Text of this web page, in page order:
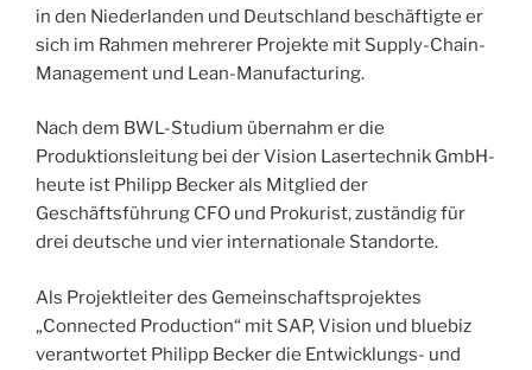
in den Niederlanden und Deutschland beschäftigte er
sich im Rahmen mehrerer Projekte mit Supply-Chain-
Management und Lean-Manufacturing.
Nach dem BWL-Studium übernahm er die
Produktionsleitung bei der Vision Lasertechnik GmbH-
heute ist Philipp Becker als Mitglied der
Geschäftsführung CFO und Prokurist, zuständig für
drei deutsche und vier internationale Standorte.
Als Projektleiter des Gemeinschaftsprojektes
„Connected Production“ mit SAP, Vision und bluebiz
verantwortet Philipp Becker die Entwicklungs- und